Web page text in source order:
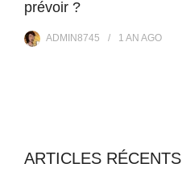
prévoir ?
ADMIN8745 1 AN AGO
ARTICLES RÉCENTS